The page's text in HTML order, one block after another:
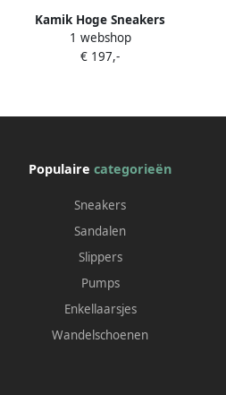
Kamik Hoge Sneakers
Winterstiefel William 2
1 webshop
€ 197,-
Populaire categorieën
Sneakers
Sandalen
Slippers
Pumps
Enkellaarsjes
Wandelschoenen